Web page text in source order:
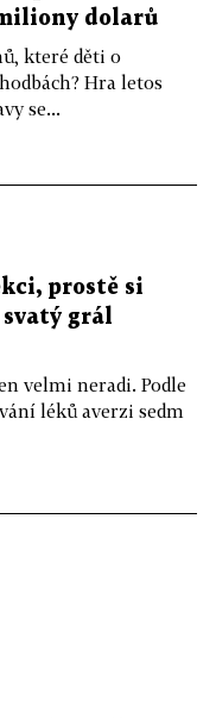
dolarů
které děti o
Hra letos
se...
prostě si
grál
velmi neradi. Podle
léků averzi sedm